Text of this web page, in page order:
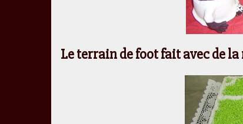
Le terrain de foot fait avec de